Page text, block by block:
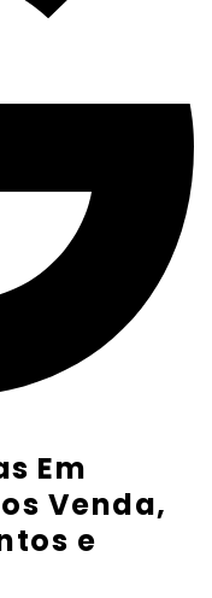
Em
Venda,
e